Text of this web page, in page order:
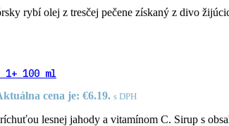
rybí olej z tresčej pečene získaný z divo
1+ 100 ml
cena je: €6.19. s DPH
lesnej jahody a vitamínom C. Sirup s